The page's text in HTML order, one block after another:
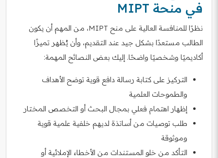
في منحة MIPT
نظرًا للمنافسة العالية على منح MIPT، من المهم أن يكون
الطالب مستعدًا بشكل جيد عند التقديم، وأن يُظهر تميزًا
أكاديميًا وشخصيًا واضحًا. إليك بعض النصائح المهمة:
التركيز على كتابة رسالة دافع قوية توضح الأهداف
والطموحات العلمية
إظهار اهتمام فعلي بمجال البحث أو التخصص المختار
طلب توصيات من أساتذة لديهم خلفية علمية قوية
وموثوقة
التأكد من خلو المستندات من الأخطاء الإملائية أو